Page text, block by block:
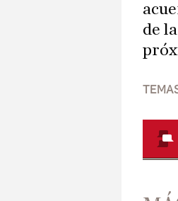
de